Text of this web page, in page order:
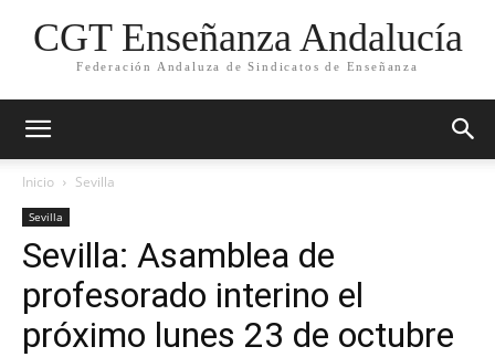
CGT Enseñanza Andalucía
Federación Andaluza de Sindicatos de Enseñanza
Inicio Sevilla
Sevilla
Sevilla: Asamblea de
profesorado interino el
próximo lunes 23 de octubre